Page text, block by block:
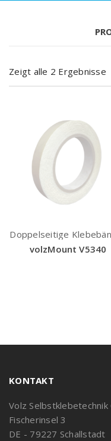
Zeigt alle 2 Ergebnisse
Doppelseitige
volzMount V5340
KONTAKT
Volz Selbstklebetechnik
Fischerinsel 3
DE - 79227 Schallstadt